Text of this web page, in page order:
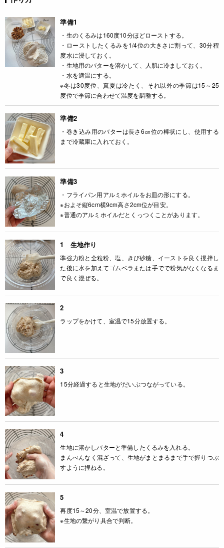
準備1
・生のくるみは160度10分ほどローストする。
・ローストしたくるみを1/4位の大きさに割って、30分程
度水に浸しておく。
・生地用のバターを溶かして、人肌に冷ましておく。
・水を適温にする。
※冬は30度位、真夏は冷たく、それ以外の季節は15～25
度位で季節に合わせて温度を調整する。
準備2
・巻き込み用のバターは長さ6㎝位の棒状にし、使用する
まで冷蔵庫に入れておく。
準備3
・フライパン用アルミホイルをお皿の形にする。
※およそ縦6cm横9cm高さ2cm位が目安。
※普通のアルミホイルだとくっつくことがあります。
1 生地作り
準強力粉と全粒粉、塩、きび砂糖、イーストを良く撹拌し
た後に水を加えてゴムベラまたは手でで粉気がなくなるま
で良く混ぜる。
2
ラップをかけて、室温で15分放置する。
3
15分経過すると生地がだいぶつながっている。
4
生地に溶かしバターと準備したくるみを入れる。
まんべんなく混ざって、生地がまとまるまで手で握りつぶ
すように捏ねる。
5
再度15～20分、室温で放置する。
※生地の繋がり具合で判断。